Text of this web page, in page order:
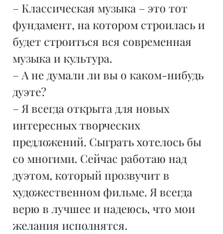
– Классическая музыка – это тот
фундамент, на котором строилась и
будет строиться вся современная
музыка и культура.
– А не думали ли вы о каком-нибудь
дуэте?
– Я всегда открыта для новых
интересных творческих
предложений. Сыграть хотелось бы
со многими. Сейчас работаю над
дуэтом, который прозвучит в
художественном фильме. Я всегда
верю в лучшее и надеюсь, что мои
желания исполнятся.